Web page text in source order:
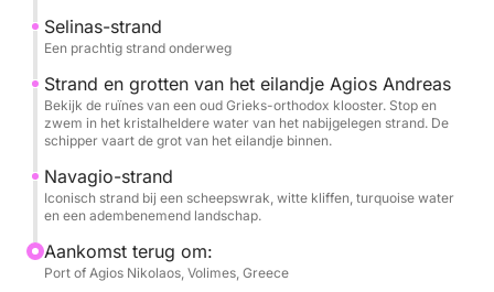
in deze dramatische, kristalheldere baai.
De Blauwe Grotten: Vaar langs de ruige noordkust
en verken de fascinerende Blauwe Grotten. Kleinere
boten glijden rechtstreeks de bogen in, waar het
zonlicht perfect weerkaatst op het water en de
grotten verlicht in gloeiende tinten saffier en
turkoois.
Salinas Beach: Anker aan bij de prachtige
Selinas-strand
Een prachtig strand onderweg
Strand en grotten van het eilandje Agios Andreas
Bekijk de ruïnes van een oud Grieks-orthodox klooster. Stop en
zwem in het kristalheldere water van het nabijgelegen strand. De
schipper vaart de grot van het eilandje binnen.
Navagio-strand
Iconisch strand bij een scheepswrak, witte kliffen, turquoise water
en een adembenemend landschap.
Aankomst terug om:
Port of Agios Nikolaos, Volimes, Greece